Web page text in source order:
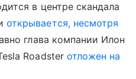
в центре скандала
открывается, несмотря
глава компании Илон
Roadster отложен на